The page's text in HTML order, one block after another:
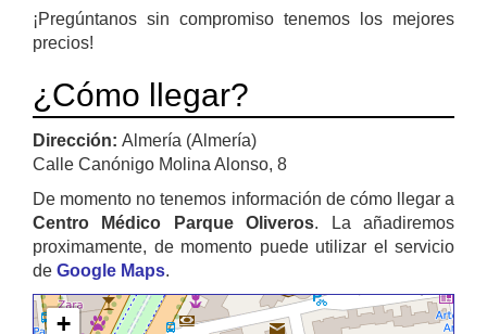
¡Pregúntanos sin compromiso tenemos los mejores
precios!
¿Cómo llegar?
Dirección: Almería (Almería)
Calle Canónigo Molina Alonso, 8
De momento no tenemos información de cómo llegar a
Centro Médico Parque Oliveros. La añadiremos
proximamente, de momento puede utilizar el servicio
de Google Maps.
+